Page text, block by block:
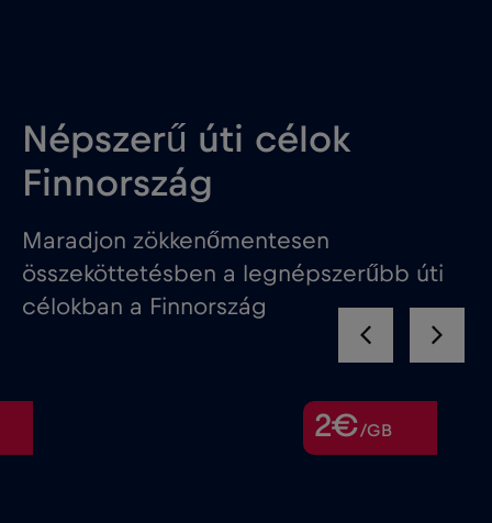
Népszerű úti célok
Finnország
Maradjon zökkenőmentesen
összeköttetésben a legnépszerűbb úti
célokban a Finnország
2€/GB